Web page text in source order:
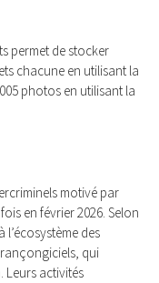
permet de stocker
chacune en utilisant la
photos en utilisant la
motivé par
en février 2026. Selon
des
qui
Leurs activités